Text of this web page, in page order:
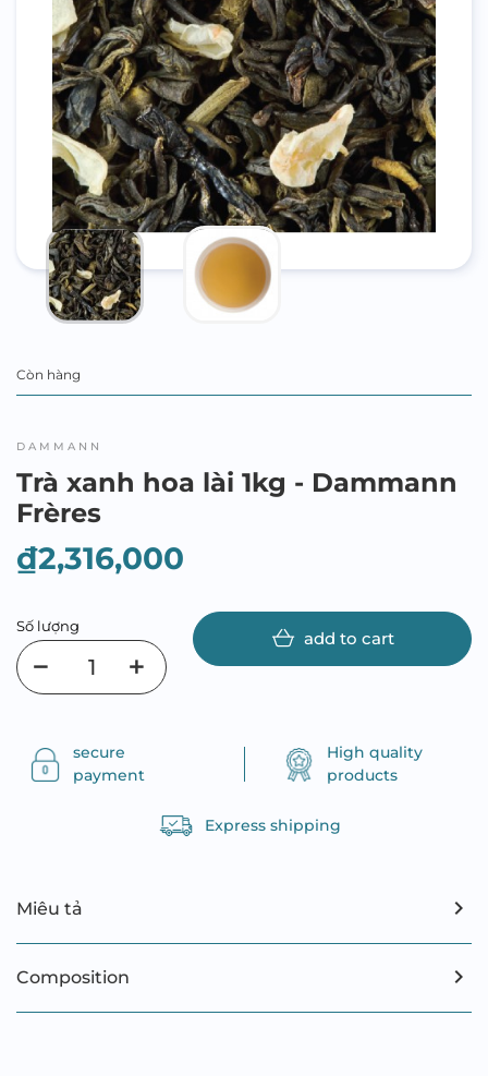
Còn hàng
DAMMANN
Trà xanh hoa lài 1kg - Dammann
Frères
₫2,316,000
Số lượng
add to cart
secure
payment
High quality
products
Express shipping
Miêu tả
Composition